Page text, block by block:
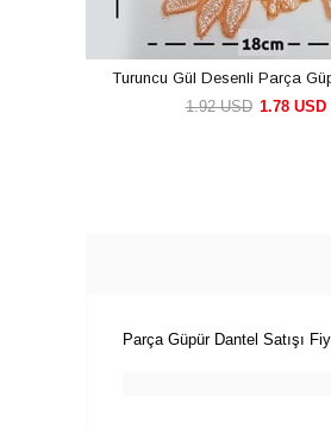
Turuncu Gül Desenli Parça
1.78 USD
1.92 USD
Parça Güpür Dantel Satışı